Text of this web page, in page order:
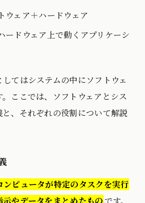
ウェア＋ハードウェア
ードウェア上で動くアプリケーシ
てはシステムの中にソフトウェ
ここでは、ソフトウェアとシス
、それぞれの役割について解説
ンピュータが特定のタスクを実行